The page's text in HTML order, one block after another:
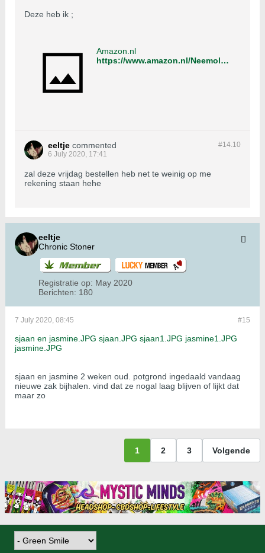
Deze heb ik ;
Amazon.nl
https://www.amazon.nl/Neemolie-met-emulgator-1000-onmiddellijk/dp/B06XYHCG91/ref=pd_sbs_86_1/261-6914547-2881864?_encoding=UTF8&pd_rd_i=B06XYHCG91&pd_rd_r=62d57bb4-eba8-42a2-b595-4bcb95b5fdfc&pd_rd_w=59Of9&pd_rd_wg=jKzR9&pf_rd_p=e57a6105-795e-47cc-83cd-88b65cf564d5&pf_rd_r=MMF5XQZDRAMXVD21PJ99&psc=1&refRID=MMF5XQZDRAMXVD21PJ99
#14.10
eeltje commented
6 July 2020, 17:41
zal deze vrijdag bestellen heb net te weinig op me
rekening staan hehe
eeltje
Chronic Stoner
Registratie op: May 2020
Berichten: 180
#15
7 July 2020, 08:45
sjaan en jasmine.JPG sjaan.JPG sjaan1.JPG jasmine1.JPG
jasmine.JPG
sjaan en jasmine 2 weken oud. potgrond ingedaald vandaag
nieuwe zak bijhalen. vind dat ze nogal laag blijven of lijkt dat
maar zo
1 2 3 Volgende